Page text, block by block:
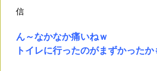
信
ん～なかなか痛いねｗ
トイレに行ったのがまずかった